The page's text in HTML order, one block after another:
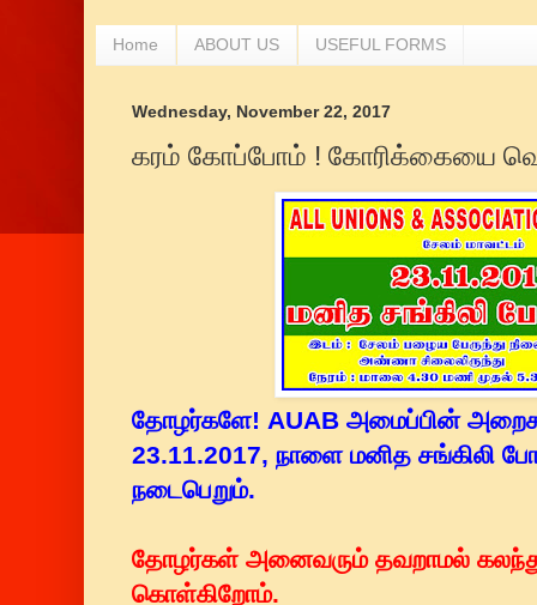
Home ABOUT US USEFUL FORMS
Wednesday, November 22, 2017
கரம் கோப்போம் ! கோரிக்கையை
தோழர்களே! AUAB அமைப்பின்
23.11.2017, நாளை மனித சங்கிலி
நடைபெறும்.
தோழர்கள் அனைவரும் தவறாமல்
கொள்கிறோம்.